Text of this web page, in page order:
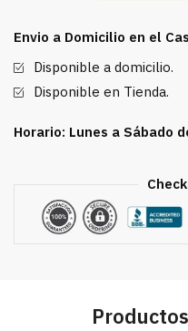
Envio a Domicilio en el
Disponible a domicilio.
Disponible en Tienda.
Horario: Lunes a Sábado